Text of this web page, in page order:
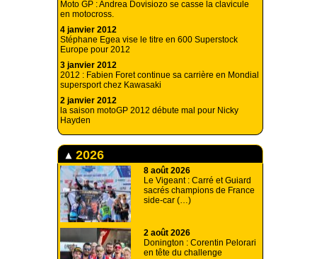
Moto GP : Andrea Dovisiozo se casse la clavicule
en motocross.
4 janvier 2012
Stéphane Egea vise le titre en 600 Superstock
Europe pour 2012
3 janvier 2012
2012 : Fabien Foret continue sa carrière en Mondial
supersport chez Kawasaki
2 janvier 2012
la saison motoGP 2012 débute mal pour Nicky
Hayden
2026
8 août 2026
Le Vigeant : Carré et Guiard
sacrés champions de France
side-car (…)
2 août 2026
Donington : Corentin Pelorari
en tête du challenge